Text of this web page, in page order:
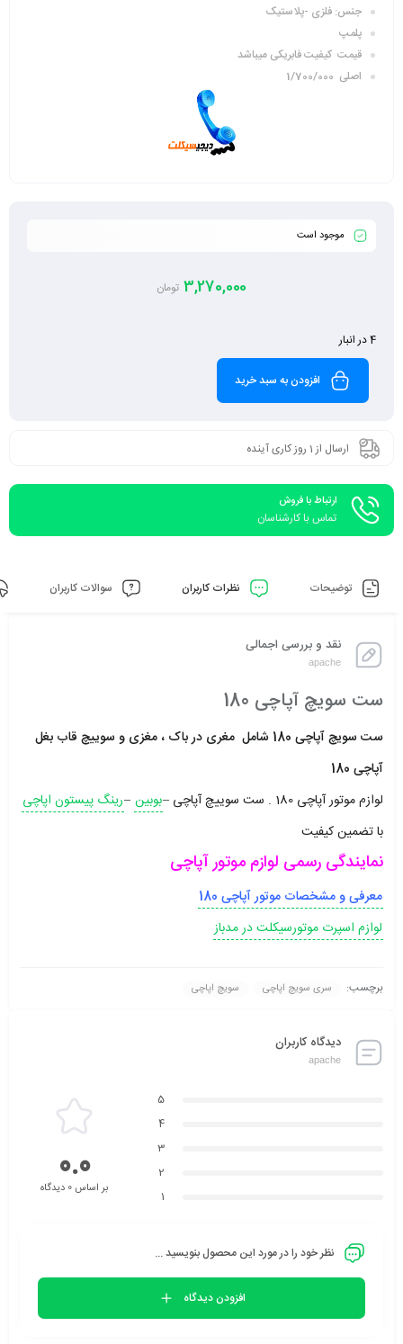
جنس: فلزی -پلاستیک
پلمپ
قیمت کیفیت فابریکی میباشد
اصلی 1/700/000
موجود است
3,270,000 تومان
4 در انبار
افزودن به سبد خرید
ارسال از 1 روز کاری آینده
ارتباط با فروش
تماس با کارشناسان
توضیحات نظرات کاربران سوالات کاربران
نقد و بررسی اجمالی
apache
ست سویچ آپاچی 180
ست سویچ آپاچی 180 شامل مغری در باک ، مغزی و سوییچ قاب بغل
آپاچی 180
لوازم موتور آپاچی 180 . ست سوییچ آپاچی –
بوبین –رینگ پیستون اپاچی
با تضمین کیفیت
نمایندگی رسمی لوازم موتور آپاچی
معرفی و مشخصات موتور آپاچی 180
لوازم اسپرت موتورسیکلت در مدباز
برچسب: سری سویچ اپاچی سویچ اپاچی
دیدگاه کاربران
apache
5
4
3
2
1
0.0بر اساس 0 دیدگاه
نظر خود را در مورد این محصول بنویسید ...
افزودن دیدگاه